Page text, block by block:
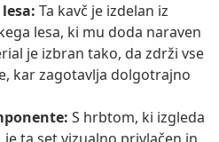
Ta kavč je izdelan iz
lesa, ki mu doda naraven
je izbran tako, da zdrži vse
kar zagotavlja dolgotrajno
S hrbtom, ki izgleda